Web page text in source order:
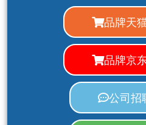
品牌天
品牌京
公司招